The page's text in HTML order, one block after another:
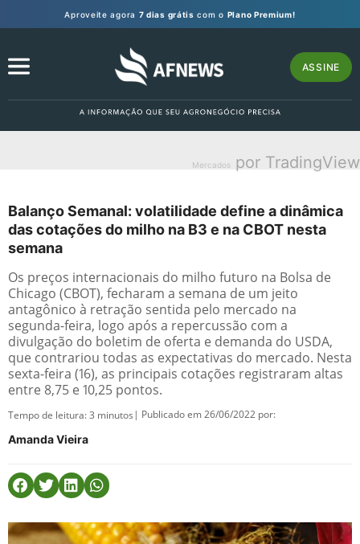
Aproveite agora 7 dias grátis com o Plano Premium!
ASSINE
Mercados por TradingView
Balanço Semanal: volatilidade define a dinâmica
das cotações do milho na B3 e na CBOT nesta
semana
Os preços internacionais do milho futuro na Bolsa de
Chicago (CBOT), fecharam a semana de um jeito
antagônico à retração sentida pelo mercado na
segunda-feira, logo após a repercussão com a
divulgação do boletim de oferta e demanda do USDA,
que contrariou todas as expectativas do mercado. Nesta
sexta-feira (16), as principais cotações registraram altas
entre 8,75 e 10,25 pontos.
Tempo de leitura:3 minutos | Publicado em 26/06/2022 por:
Amanda Vieira